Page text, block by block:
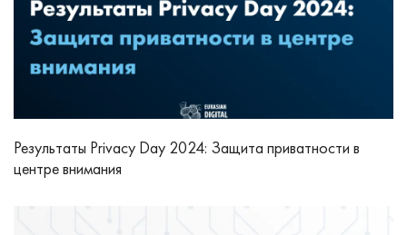
Результаты Privacy Day 2024: Защита приватности в
центре внимания